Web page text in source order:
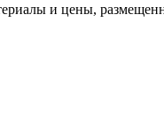
и цены,